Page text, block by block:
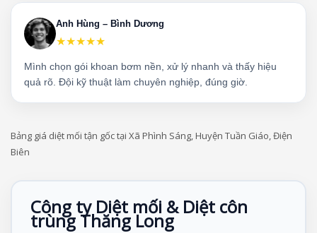
Anh Hùng – Bình Dương
★★★★★
Mình chọn gói khoan bơm nền, xử lý nhanh và thấy hiệu
quả rõ. Đội kỹ thuật làm chuyên nghiệp, đúng giờ.
Bảng giá diệt mối tận gốc tại Xã Phình Sáng, Huyện Tuần Giáo, Điện
Biên
Công ty Diệt mối & Diệt côn
trùng Thăng Long